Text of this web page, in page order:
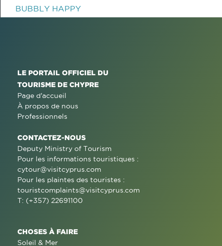
BUBBLY HAPPY
LE PORTAIL OFFICIEL DU
TOURISME DE CHYPRE
Page d'accueil
À propos de nous
Professionnels
CONTACTEZ-NOUS
Deputy Ministry of Tourism
Pour les informations touristiques :
cytour@visitcyprus.com
Pour les plaintes des touristes :
touristcomplaints@visitcyprus.com
T: (+357) 22691100
CHOSES À FAIRE
Soleil & Mer